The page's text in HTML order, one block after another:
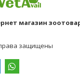
магазин
защищены